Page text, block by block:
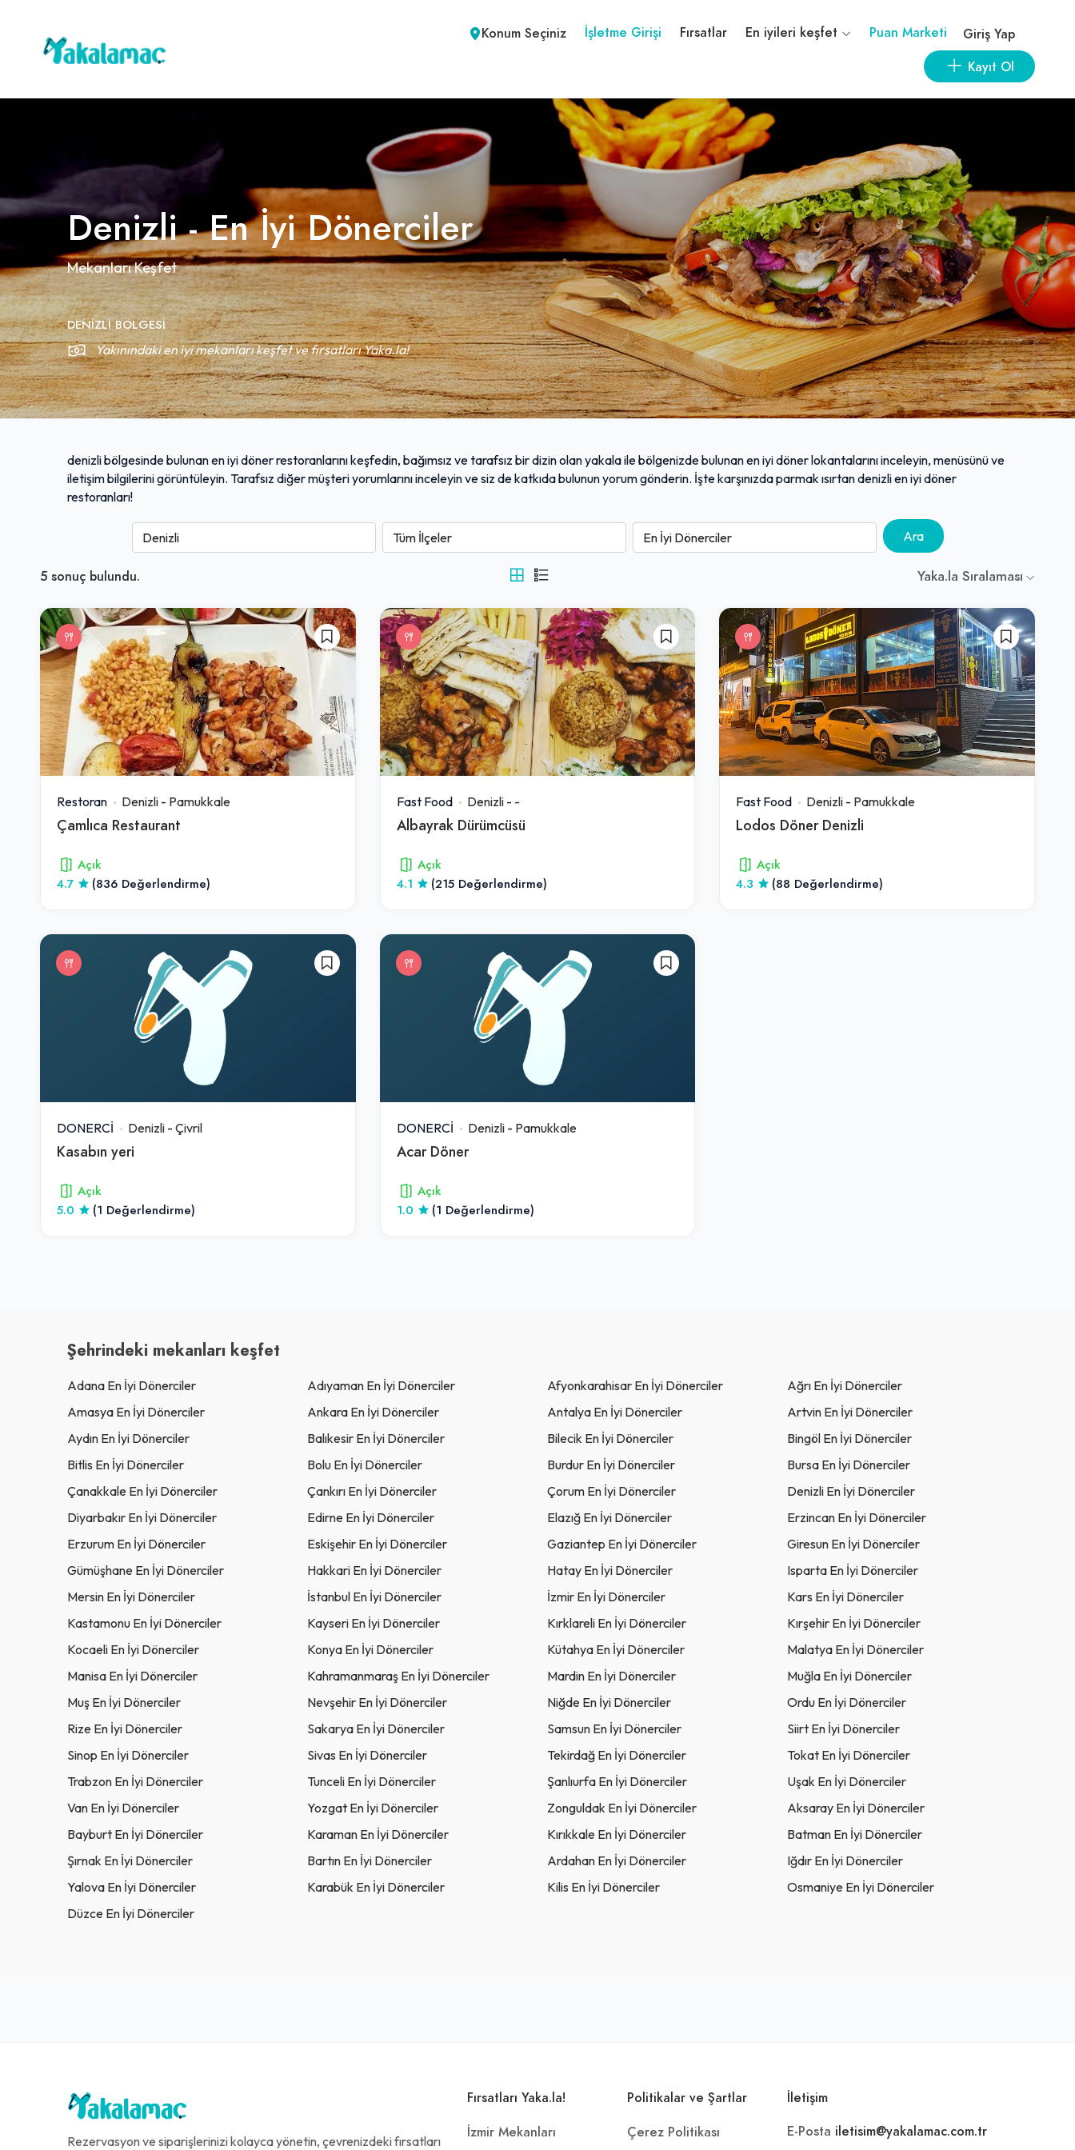
Konum Seçiniz İşletme Girişi Fırsatlar En iyileri keşfet Puan Marketi
Giriş Yap
Kayıt Ol
Denizli - En İyi Dönerciler
Mekanları Keşfet
DENIZLI BÖLGESI
Yakınındaki en iyi mekanları keşfet ve fırsatları Yaka.la!
denizli bölgesinde bulunan en iyi döner restoranlarını keşfedin, bağımsız ve tarafsız bir dizin olan yakala ile bölgenizde bulunan en iyi döner lokantalarını inceleyin, menüsünü ve
iletişim bilgilerini görüntüleyin. Tarafsız diğer müşteri yorumlarını inceleyin ve siz de katkıda bulunun yorum gönderin. İşte karşınızda parmak ısırtan denizli en iyi döner
restoranları!
Ara
5 sonuç bulundu. Yaka.la Sıralaması
Restoran Denizli - Pamukkale
Çamlıca Restaurant
Açık
4.7
(836 Değerlendirme)
Fast Food Denizli- -
Albayrak Dürümcüsü
Açık
4.1
(215 Değerlendirme)
Fast Food Denizli - Pamukkale
Lodos Döner Denizli
Açık
4.3
(88 Değerlendirme)
DONERCİ Denizli - Çivril
Kasabın yeri
Açık
5.0
(1 Değerlendirme)
DONERCİ Denizli- Pamukkale
Acar Döner
Açık
1.0
(1 Değerlendirme)
Şehrindeki mekanları keşfet
Adana En İyi Dönerciler Adıyaman En İyi Dönerciler Afyonkarahisar En İyi Dönerciler
Ağrı En İyi Dönerciler
Amasya En İyi Dönerciler
Ankara En İyi Dönerciler Antalya En İyi Dönerciler
Artvin En İyi Dönerciler
Aydın En İyi Dönerciler
Balıkesir En İyi Dönerciler Bilecik En İyi Dönerciler
Bingöl En İyi Dönerciler
Bitlis En İyi Dönerciler
Bolu En İyi Dönerciler Burdur En İyi Dönerciler
Bursa En İyi Dönerciler
Çanakkale En İyi Dönerciler
Çankırı En İyi Dönerciler Çorum En İyi Dönerciler
Denizli En İyi Dönerciler
Diyarbakır En İyi Dönerciler
Edirne En İyi Dönerciler Elazığ En İyi Dönerciler
Erzincan En İyi Dönerciler
Erzurum En İyi Dönerciler
Eskişehir En İyi Dönerciler Gaziantep En İyi Dönerciler
Giresun En İyi Dönerciler
Gümüşhane En İyi Dönerciler
Hakkari En İyi Dönerciler Hatay En İyi Dönerciler
Isparta En İyi Dönerciler
Mersin En İyi Dönerciler
İstanbul En İyi Dönerciler İzmir En İyi Dönerciler
Kars En İyi Dönerciler
Kastamonu En İyi Dönerciler
Kayseri En İyi Dönerciler Kırklareli En İyi Dönerciler
Kırşehir En İyi Dönerciler
Kocaeli En İyi Dönerciler
Konya En İyi Dönerciler Kütahya En İyi Dönerciler
Malatya En İyi Dönerciler
Manisa En İyi Dönerciler
Kahramanmaraş En İyi Dönerciler Mardin En İyi Dönerciler
Muğla En İyi Dönerciler
Muş En İyi Dönerciler
Nevşehir En İyi Dönerciler Niğde En İyi Dönerciler
Ordu En İyi Dönerciler
Rize En İyi Dönerciler
Sakarya En İyi Dönerciler Samsun En İyi Dönerciler
Siirt En İyi Dönerciler
Sinop En İyi Dönerciler
Sivas En İyi Dönerciler Tekirdağ En İyi Dönerciler
Tokat En İyi Dönerciler
Trabzon En İyi Dönerciler
Tunceli En İyi Dönerciler Şanlıurfa En İyi Dönerciler
Uşak En İyi Dönerciler
Van En İyi Dönerciler
Yozgat En İyi Dönerciler Zonguldak En İyi Dönerciler
Aksaray En İyi Dönerciler
Bayburt En İyi Dönerciler
Karaman En İyi Dönerciler Kırıkkale En İyi Dönerciler
Batman En İyi Dönerciler
Şırnak En İyi Dönerciler
Bartın En İyi Dönerciler Ardahan En İyi Dönerciler
Iğdır En İyi Dönerciler
Yalova En İyi Dönerciler
Karabük En İyi Dönerciler Kilis En İyi Dönerciler
Osmaniye En İyi Dönerciler
Düzce En İyi Dönerciler
Rezervasyon ve siparişlerinizi kolayca yönetin, çevrenizdeki fırsatları
Fırsatları Yaka.la!
İzmir Mekanları
Politikalar ve Şartlar
Çerez Politikası
İletişim
E-Posta iletisim@yakalamac.com.tr